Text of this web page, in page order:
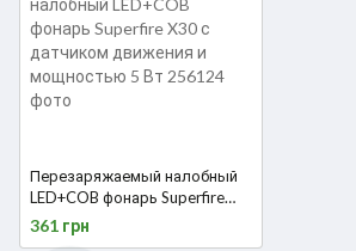
Перезаряжаемый налобный
LED+COB фонарь Superfire
X30 с датчиком движения и
мощностью 5 Вт
361 грн